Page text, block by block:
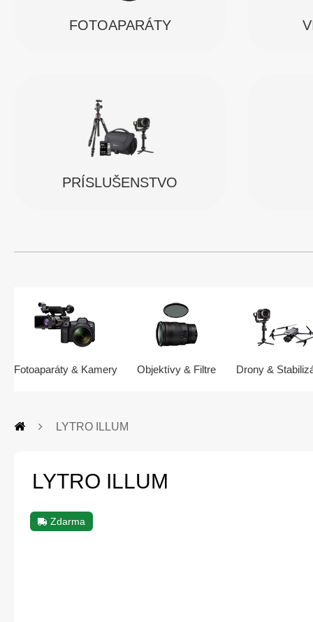
FOTOAPARÁTY
PRÍSLUŠENSTVO
Fotoaparáty & Kamery Objektívy & Filtre Drony &
LYTRO ILLUM
LYTRO ILLUM
Zdarma